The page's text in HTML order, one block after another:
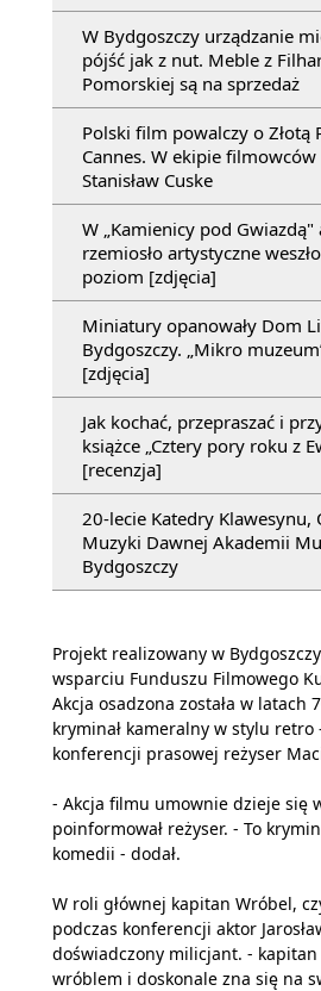
W Bydgoszczy urządzanie
pójść jak z nut. Meble z
Pomorskiej są na sprzedaż
Polski film powalczy o Złotą
Cannes. W ekipie
Stanisław Cuske
W „Kamienicy pod Gwiazdą"
rzemiosło artystyczne
poziom [zdjęcia]
Miniatury opanowały Dom
Bydgoszczy. „Mikro
[zdjęcia]
Jak kochać, przepraszać i
książce „Cztery pory roku z
[recenzja]
20-lecie Katedry Klawesynu,
Muzyki Dawnej Akademii
Bydgoszczy
Projekt realizowany w
wsparciu Funduszu Filmowego
Akcja osadzona została w latach
kryminał kameralny w stylu retro
konferencji prasowej reżyser
- Akcja filmu umownie dzieje się
poinformował reżyser. - To
komedii - dodał.
W roli głównej kapitan Wróbel,
podczas konferencji aktor
doświadczony milicjant. -
wróblem i doskonale zna się na